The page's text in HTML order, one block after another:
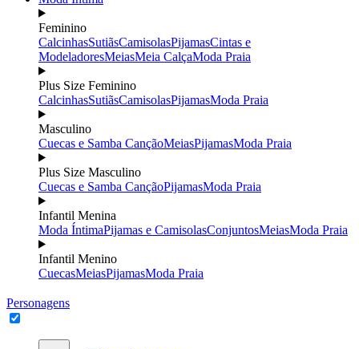
Feminino
CalcinhasSutiãsCamisolasPijamasCintas e
ModeladoresMeiasMeia CalçaModa Praia
Plus Size Feminino
CalcinhasSutiãsCamisolasPijamasModa Praia
Masculino
Cuecas e Samba CançãoMeiasPijamasModa Praia
Plus Size Masculino
Cuecas e Samba CançãoPijamasModa Praia
Infantil Menina
Moda ÍntimaPijamas e CamisolasConjuntosMeiasModa Praia
Infantil Menino
CuecasMeiasPijamasModa Praia
Personagens